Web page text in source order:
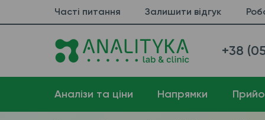
Часті питання Залишити відгук
+38
Аналізи та ціни Напрямки